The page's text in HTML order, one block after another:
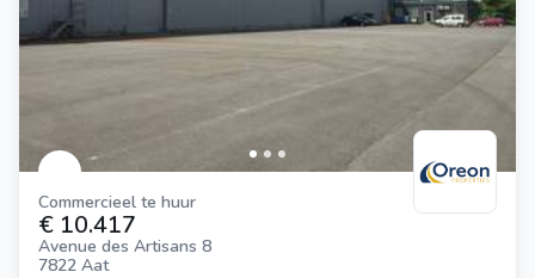
Commercieel te huur
€ 10.417
Avenue des Artisans 8
7822 Aat